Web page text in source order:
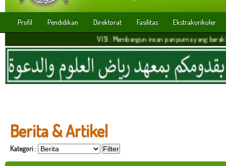
Profil Pendidikan Direktorat Fasilitas
Ekstrakurikuler
VISI : Membangun insan paripurna yang berakhlakul
Berita & Artikel
Kategori :